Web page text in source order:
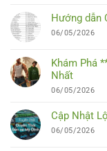
Hướng dẫn
06/05/2026
Khám Phá
Nhất
06/05/2026
Cập Nhật
06/05/2026